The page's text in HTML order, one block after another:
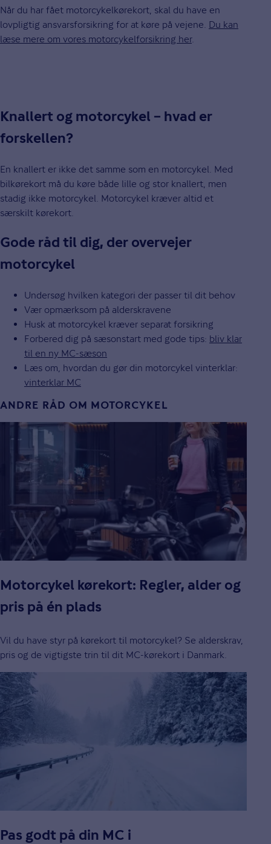
Når du har fået motorcykelkørekort, skal du have en
lovpligtig ansvarsforsikring for at køre på vejene. Du kan
læse mere om vores motorcykelforsikring her.
Knallert og motorcykel – hvad er
forskellen?
En knallert er ikke det samme som en motorcykel. Med
bilkørekort må du køre både lille og stor knallert, men
stadig ikke motorcykel. Motorcykel kræver altid et
særskilt kørekort.
Gode råd til dig, der overvejer
motorcykel
Undersøg hvilken kategori der passer til dit behov
Vær opmærksom på alderskravene
Husk at motorcykel kræver separat forsikring
Forbered dig på sæsonstart med gode tips: bliv klar
til en ny MC-sæson
Læs om, hvordan du gør din motorcykel vinterklar:
vinterklar MC
ANDRE RÅD OM MOTORCYKEL
Motorcykel kørekort: Regler, alder og
pris på én plads
Vil du have styr på kørekort til motorcykel? Se alderskrav,
pris og de vigtigste trin til dit MC-kørekort i Danmark.
Pas godt på din MC i